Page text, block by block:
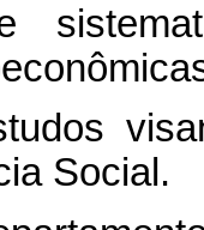
Social.